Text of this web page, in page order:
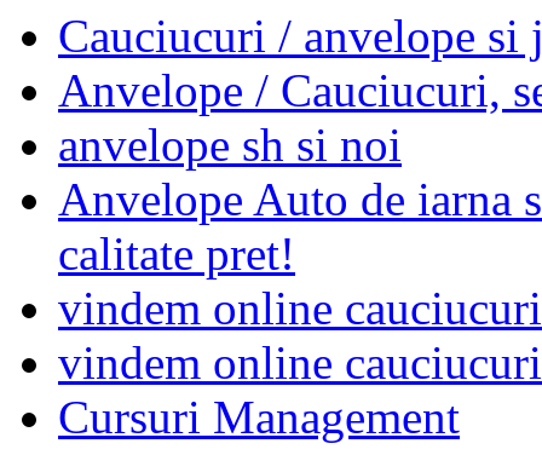
Cauciucuri / anvelope si
Anvelope / Cauciucuri,
anvelope sh si noi
Anvelope Auto de iarna
calitate pret!
vindem online
vindem online cauciucuri
Cursuri Management